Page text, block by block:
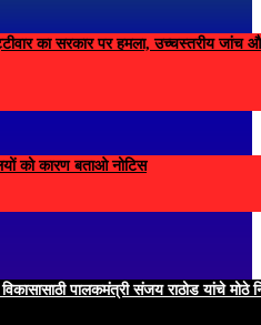
का सरकार पर हमला, उच्चस्तरीय जांच
को कारण बताओ नोटिस
पालकमंत्री संजय राठोड यांचे मोठे